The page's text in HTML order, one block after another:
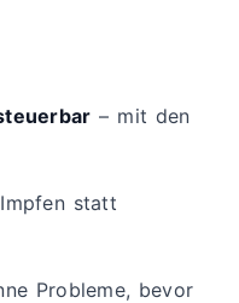
– mit den
statt
Probleme, bevor